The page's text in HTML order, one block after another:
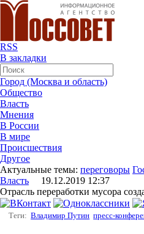
RSS
В закладки
Город (Москва и область)
Общество
Власть
Мнения
В России
В мире
Происшествия
Другое
Актуальные темы: переговоры
Власть 19.12.2019 12:37
Отрасль переработки мусора
Теги: Владимир Путин пресс-